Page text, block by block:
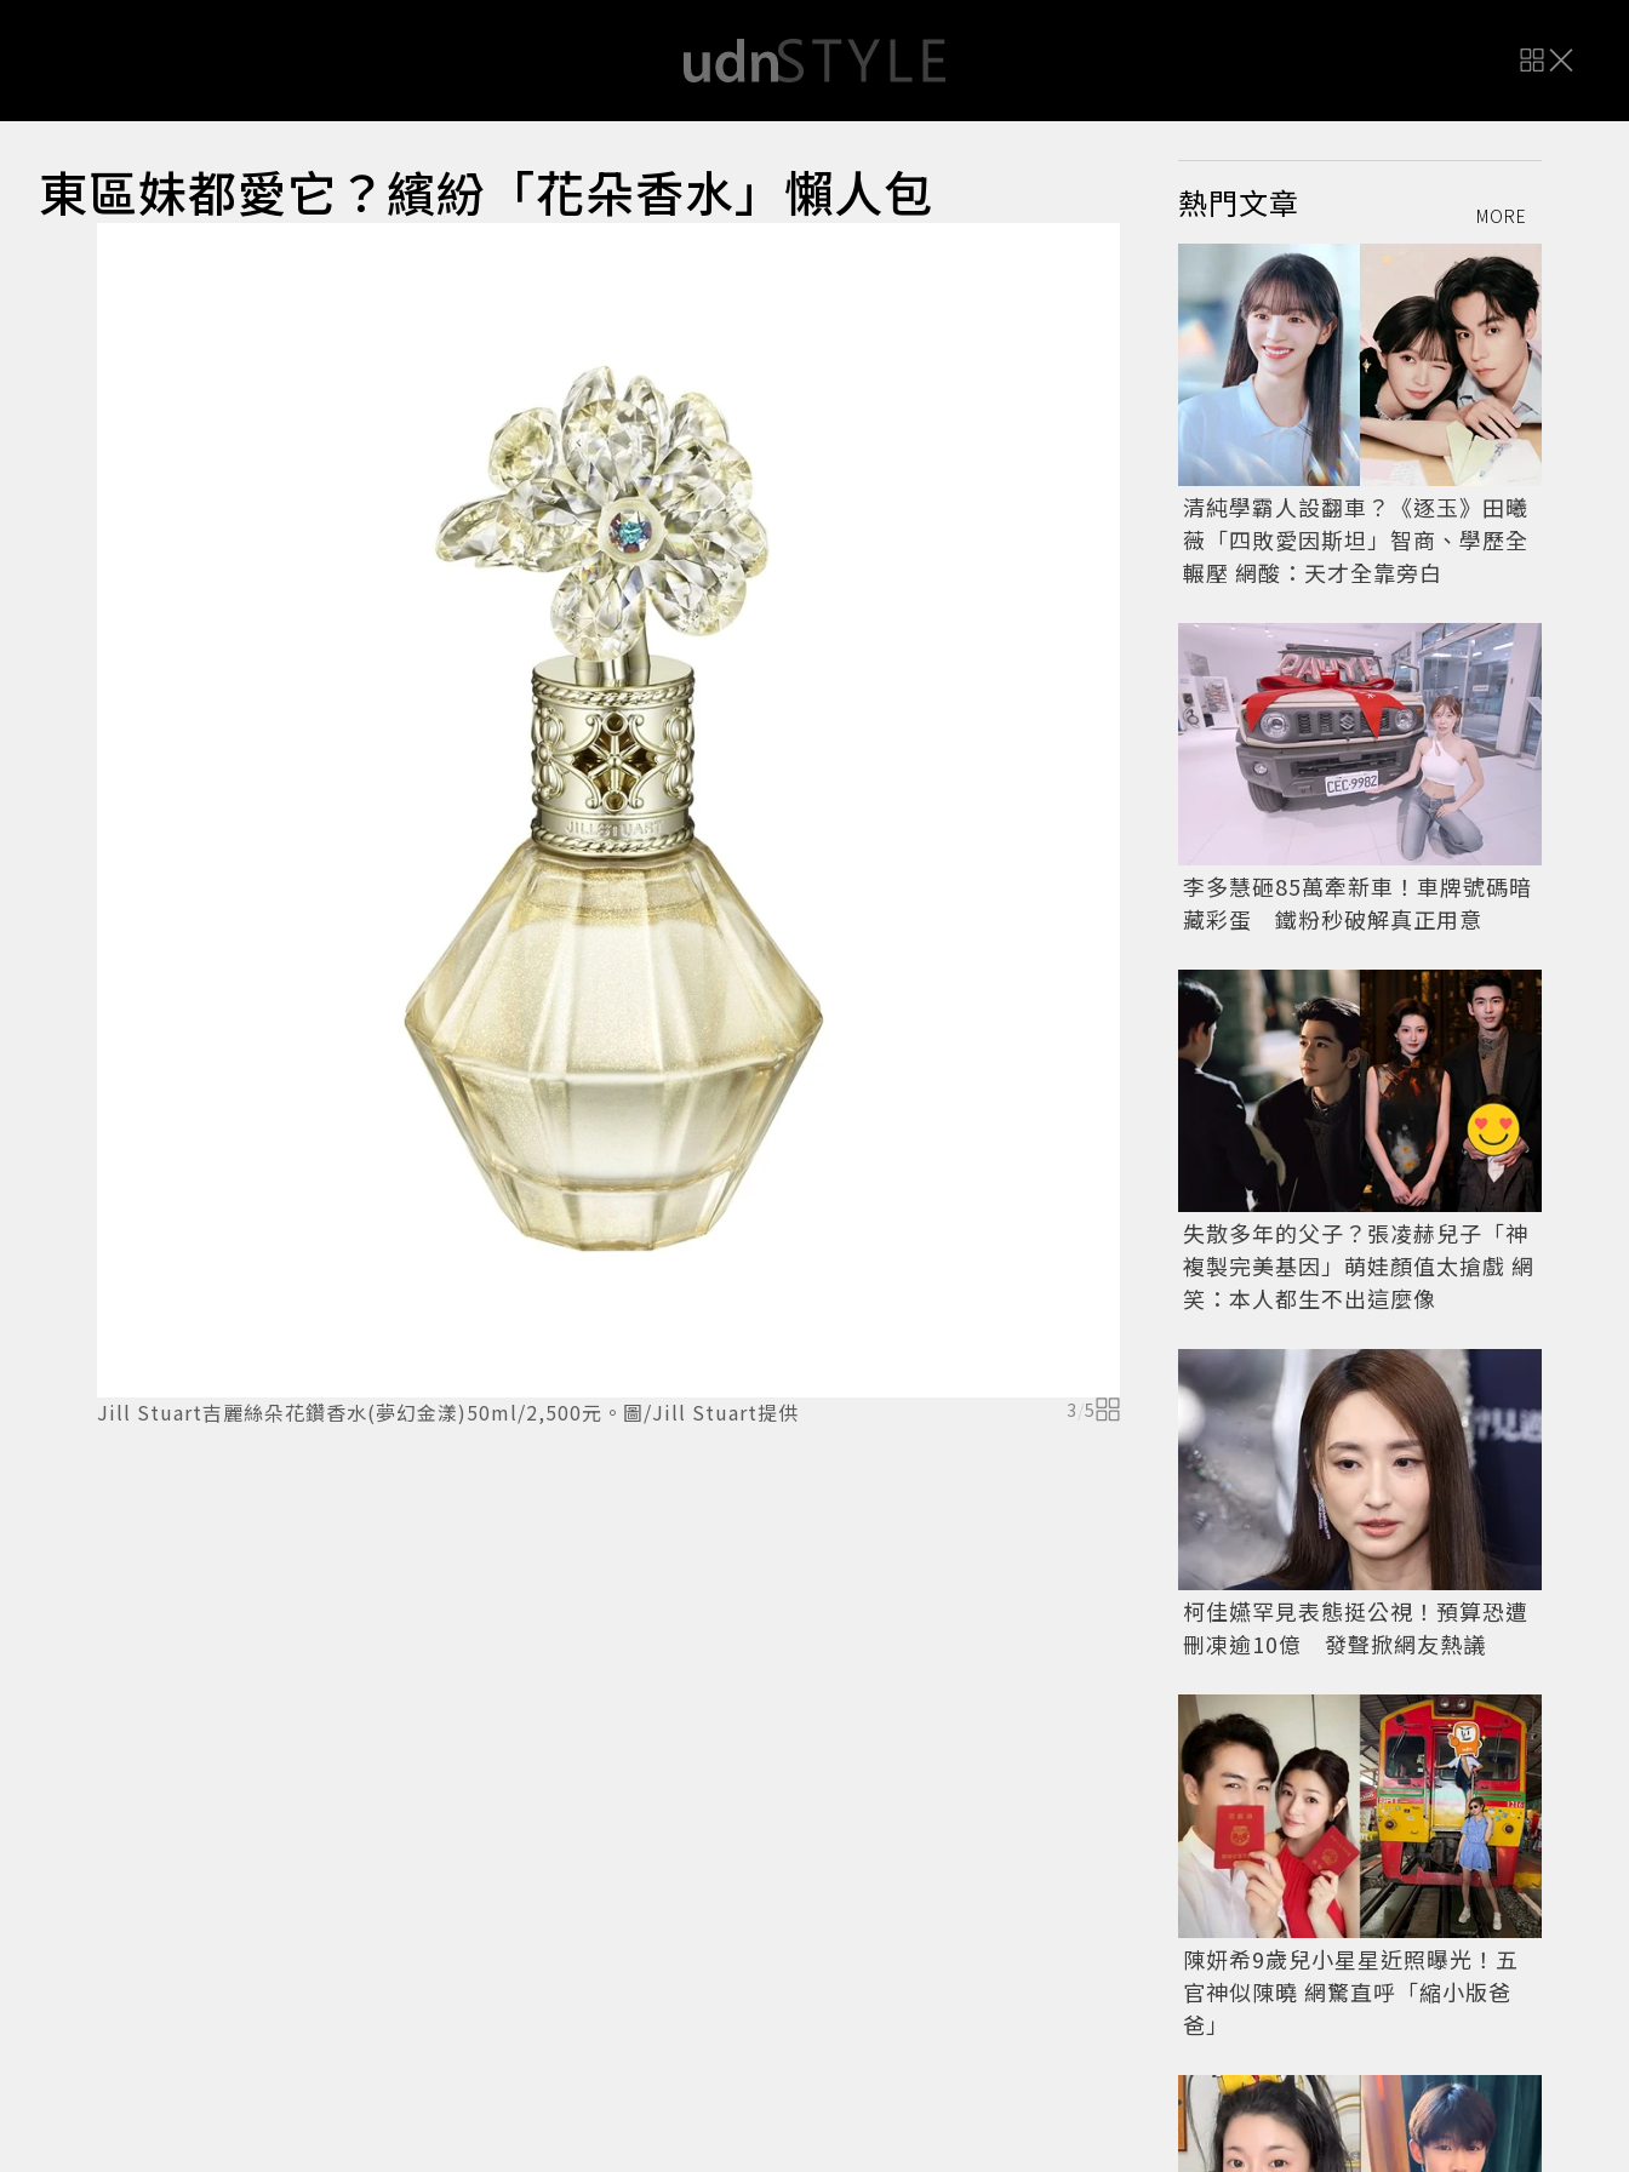
東區妹都愛它？繽紛「花朵香水」懶人包
Jill Stuart吉麗絲朵花鑽香水(夢幻金漾)50ml/2,500元。圖/Jill Stuart提供 3/5
文斯卡穆托水漾秘境女性淡香精100ml/3,550元。圖/
熱門文章 MORE
清純學霸人設翻車？《逐玉》田曦
薇「四敗愛因斯坦」智商、學歷全
輾壓 網酸：天才全靠旁白
李多慧砸85萬牽新車！車牌號碼暗
藏彩蛋 鐵粉秒破解真正用意
失散多年的父子？張凌赫兒子「神
複製完美基因」萌娃顏值太搶戲 網
笑：本人都生不出這麼像
柯佳嬿罕見表態挺公視！預算恐遭
刪凍逾10億 發聲掀網友熱議
陳妍希9歲兒小星星近照曝光！五
官神似陳曉 網驚直呼「縮小版爸
爸」